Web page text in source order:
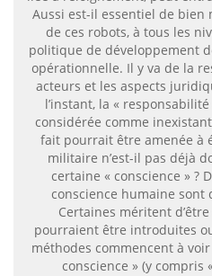
Aussi est-il essentiel de
de ces robots, à tous les
politique de développement
opérationnelle. Il y va de la
acteurs et les aspects
l’instant, la «
considérée comme
fait pourrait être amenée à
militaire n’est-il pas déjà
certaine « conscience » ?
conscience humaine sont
Certaines méritent
pourraient être introduites
méthodes commencent à
conscience » (y compris